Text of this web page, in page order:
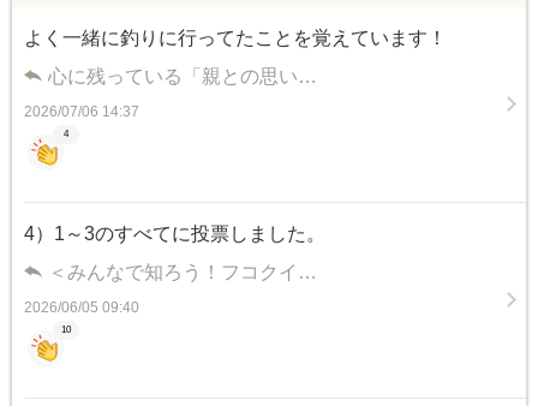
よく一緒に釣りに行ってたことを覚えています！
心に残っている「親との思い…
2026/07/06 14:37
4
4）1～3のすべてに投票しました。
＜みんなで知ろう！フコクイ…
2026/06/05 09:40
10